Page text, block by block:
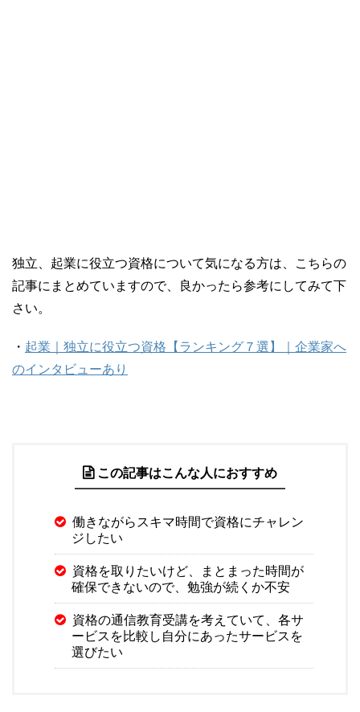
独立、起業に役立つ資格について気になる方は、こちらの
記事にまとめていますので、良かったら参考にしてみて下
さい。
・ 起業｜独立に役立つ資格【ランキング７選】｜企業家へ
のインタビューあり
この記事はこんな人におすすめ
働きながらスキマ時間で資格にチャレン
ジしたい
資格を取りたいけど、まとまった時間が
確保できないので、勉強が続くか不安
資格の通信教育受講を考えていて、各サ
ービスを比較し自分にあったサービスを
選びたい